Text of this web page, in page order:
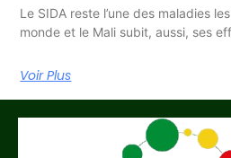
Le SIDA reste l’une des maladies
monde et le Mali subit, aussi, ses
Voir Plus